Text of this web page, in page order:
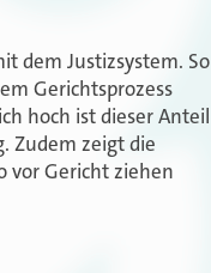
dem Justizsystem. So
Gerichtsprozess
hoch ist dieser Anteil
Zudem zeigt die
vor Gericht ziehen